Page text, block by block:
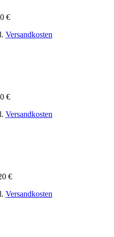
€
Versandkosten
€
Versandkosten
€
Versandkosten